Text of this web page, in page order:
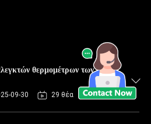
θερμομέτρων των
09-30 29 θέα